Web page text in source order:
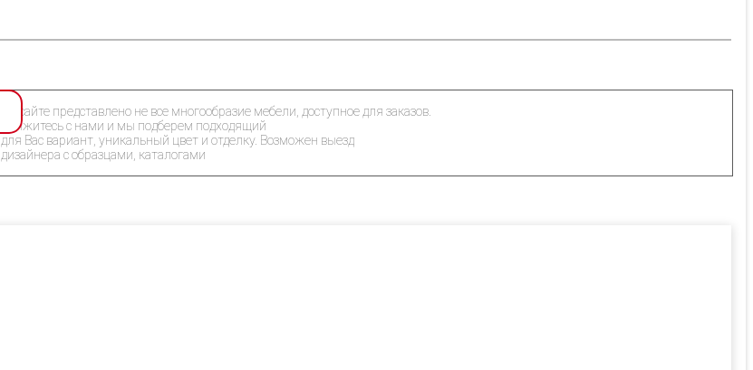
На сайте представлено не все многообразие мебели, доступное для заказов.
Свяжитесь с нами и мы подберем подходящий
для Вас вариант, уникальный цвет и отделку. Возможен выезд
дизайнера с образцами, каталогами